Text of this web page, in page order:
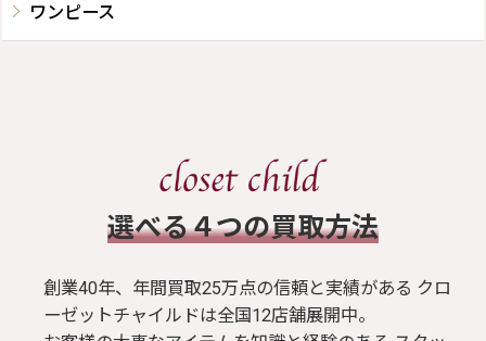
ワンピース
​選べる４つの買取方法
創業40年、年間買取25万点の信頼と実績がある クロ
ーゼットチャイルドは全国12店舗展開中。